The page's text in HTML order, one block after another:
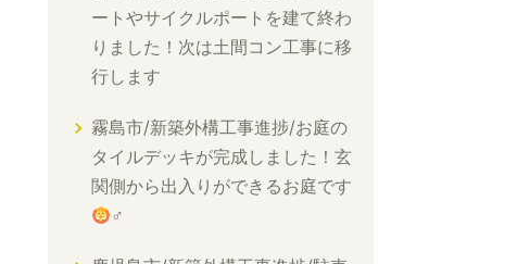
ートやサイクルポートを建て終わ
りました！次は土間コン工事に移
行します
霧島市/新築外構工事進捗/お庭の
タイルデッキが完成しました！玄
関側から出入りができるお庭です
‍♂